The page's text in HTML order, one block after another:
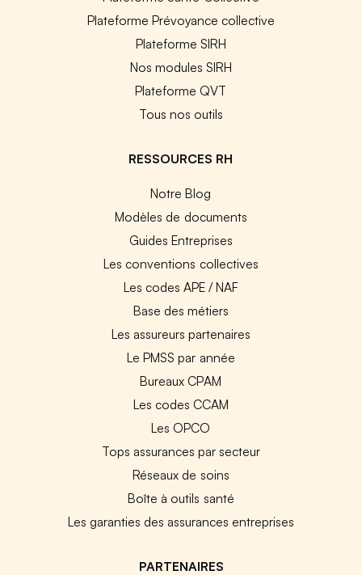
Plateforme Prévoyance collective
Plateforme SIRH
Nos modules SIRH
Plateforme QVT
Tous nos outils
RESSOURCES RH
Notre Blog
Modèles de documents
Guides Entreprises
Les conventions collectives
Les codes APE / NAF
Base des métiers
Les assureurs partenaires
Le PMSS par année
Bureaux CPAM
Les codes CCAM
Les OPCO
Tops assurances par secteur
Réseaux de soins
Boîte à outils santé
Les garanties des assurances entreprises
PARTENAIRES